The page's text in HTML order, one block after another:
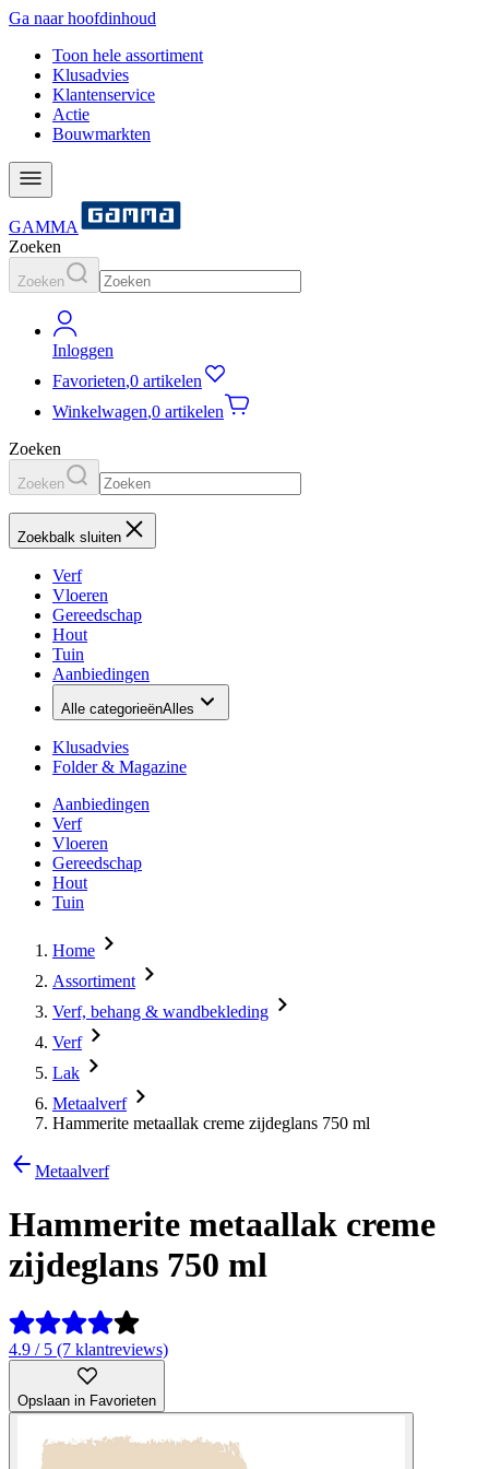
Ga naar hoofdinhoud
Toon hele assortiment
Klusadvies
Klantenservice
Actie
Bouwmarkten
GAMMA
Zoeken
Zoeken
Inloggen
Favorieten,0 artikelen
Winkelwagen,0 artikelen
Zoeken
Zoeken
Zoekbalk sluiten
Verf
Vloeren
Gereedschap
Hout
Tuin
Aanbiedingen
Alle categorieënAlles
Klusadvies
Folder & Magazine
Aanbiedingen
Verf
Vloeren
Gereedschap
Hout
Tuin
Home
Assortiment
Verf, behang & wandbekleding
Verf
Lak
Metaalverf
Hammerite metaallak creme zijdeglans 750 ml
Metaalverf
Hammerite metaallak creme
zijdeglans 750 ml
4.9 / 5 (7 klantreviews)
Opslaan in Favorieten